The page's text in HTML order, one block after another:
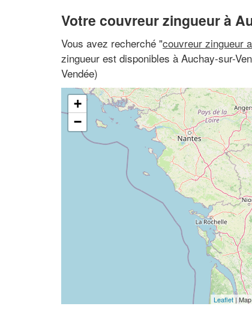
Votre couvreur zingueur à
Vous avez recherché "couvreur zingueur
zingueur est disponibles à Auchay-sur-
Vendée)
+
−
Leaflet |